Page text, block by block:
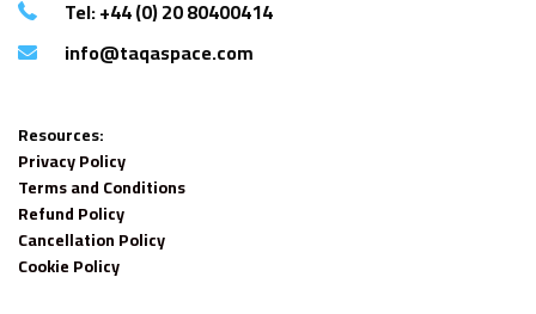
Tel: +44 (0) 20 80400414
info@taqaspace.com
Resources:
Privacy Policy
Terms and Conditions
Refund Policy
Cancellation Policy
Cookie Policy